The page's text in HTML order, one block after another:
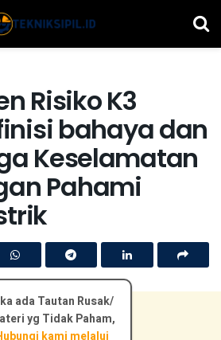
Risiko K3
bahaya dan
Keselamatan
Pahami
ada Tautan Rusak/
yg Tidak Paham,
kami melalui